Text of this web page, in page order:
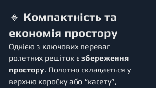
🔹 Компактність та
економія простору
Однією з ключових переваг
ролетних решіток є збереження
простору. Полотно складається у
верхню коробку або “касету”,